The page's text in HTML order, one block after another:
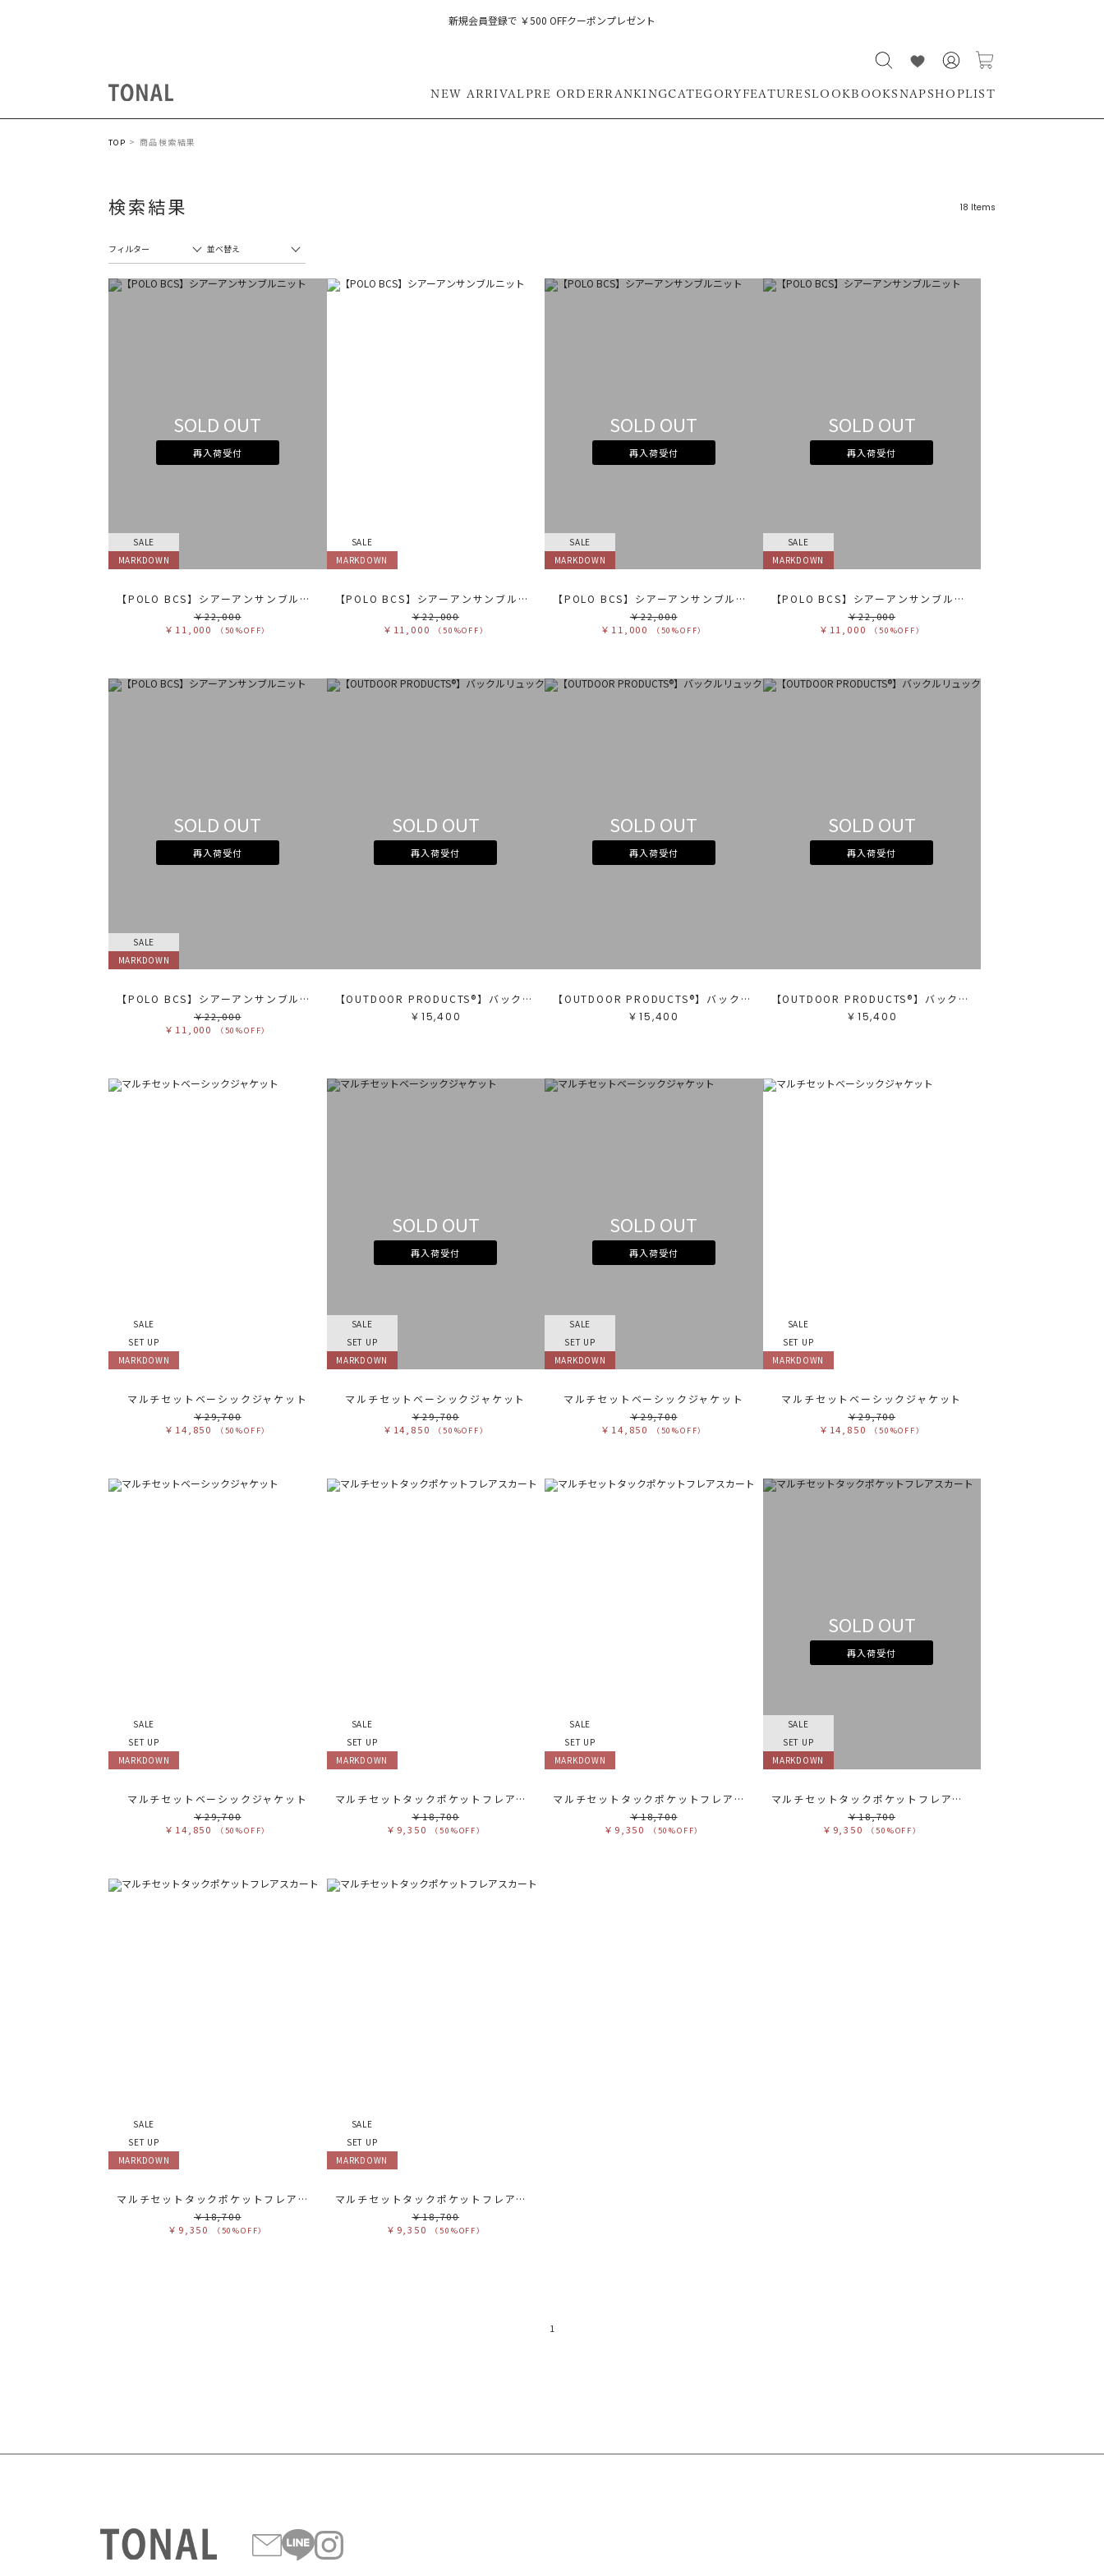
新規会員登録で ￥500 OFFクーポンプレゼント
NEW ARRIVALPRE ORDERRANKINGCATEGORYFEATURESLOOKBOOKSNAPSHOPLIST
TOP 商品検索結果
検索結果 18 Items
フィルター
イエローイエロー
グリーン
ブルー
パープル
レッドレッド
リセット
並べ替え
SOLD OUT
再入荷受付
SALE
MARKDOWN
【POLO BCS】シアーアンサンブルニット
￥22,000
￥11,000
（50%OFF）
SALE
MARKDOWN
【POLO BCS】シアーアンサンブルニット
￥22,000
￥11,000
（50%OFF）
SOLD OUT
再入荷受付
SALE
MARKDOWN
【POLO BCS】シアーアンサンブルニット
￥22,000
￥11,000
（50%OFF）
SOLD OUT
再入荷受付
SALE
MARKDOWN
【POLO BCS】シアーアンサンブルニット
￥22,000
￥11,000
（50%OFF）
SOLD OUT
再入荷受付
SALE
MARKDOWN
【POLO BCS】シアーアンサンブルニット
￥22,000
￥11,000
（50%OFF）
SOLD OUT
再入荷受付
【OUTDOOR PRODUCTS®︎】バックルリュック
￥15,400
SOLD OUT
再入荷受付
【OUTDOOR PRODUCTS®︎】バックルリュック
￥15,400
SOLD OUT
再入荷受付
【OUTDOOR PRODUCTS®︎】バックルリュック
￥15,400
SALE
SET UP
MARKDOWN
マルチセットベーシックジャケット
￥29,700
￥14,850
（50%OFF）
SOLD OUT
再入荷受付
SALE
SET UP
MARKDOWN
マルチセットベーシックジャケット
￥29,700
￥14,850
（50%OFF）
SOLD OUT
再入荷受付
SALE
SET UP
MARKDOWN
マルチセットベーシックジャケット
￥29,700
￥14,850
（50%OFF）
SALE
SET UP
MARKDOWN
マルチセットベーシックジャケット
￥29,700
￥14,850
（50%OFF）
SALE
SET UP
MARKDOWN
マルチセットベーシックジャケット
￥29,700
￥14,850
（50%OFF）
SALE
SET UP
MARKDOWN
マルチセットタックポケットフレアスカート
￥18,700
￥9,350
（50%OFF）
SALE
SET UP
MARKDOWN
マルチセットタックポケットフレアスカート
￥18,700
￥9,350
（50%OFF）
SOLD OUT
再入荷受付
SALE
SET UP
MARKDOWN
マルチセットタックポケットフレアスカート
￥18,700
￥9,350
（50%OFF）
SALE
SET UP
MARKDOWN
マルチセットタックポケットフレアスカート
￥18,700
￥9,350
（50%OFF）
SALE
SET UP
MARKDOWN
マルチセットタックポケットフレアスカート
￥18,700
￥9,350
（50%OFF）
1